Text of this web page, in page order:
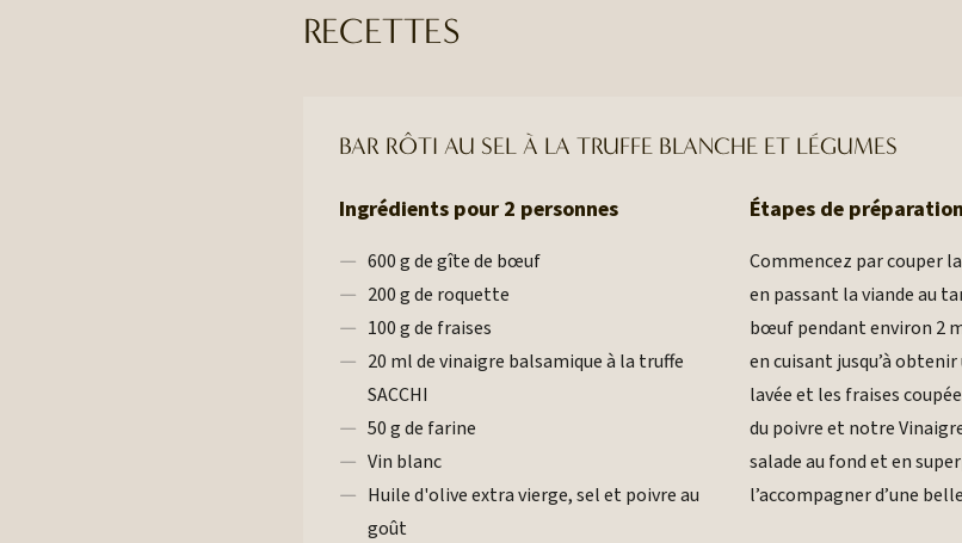
RECETTES
BAR RÔTI AU SEL À LA TRUFFE BLANCHE ET LÉGUMES
Ingrédients pour 2 personnes
600 g de gîte de bœuf
200 g de roquette
100 g de fraises
20 ml de vinaigre balsamique à la truffe
SACCHI
50 g de farine
Vin blanc
Huile d'olive extra vierge, sel et poivre au
goût
Étapes de préparation
Commencez par couper
en passant la viande au
bœuf pendant environ 2
en cuisant jusqu’à
lavée et les fraises
du poivre et notre
salade au fond et en
l’accompagner d’une